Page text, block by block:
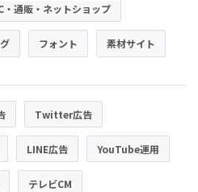
・通販・ネットショップ
フォント 素材サイト
Twitter広告
LINE広告 YouTube運用
テレビCM